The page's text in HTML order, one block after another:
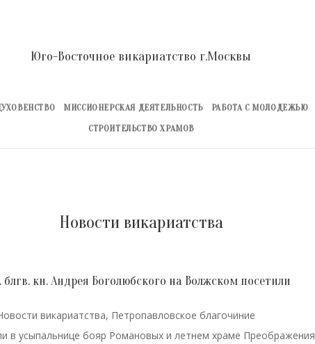
Юго-Восточное викариатство г.Москвы
МИССИОНЕРСКАЯ ДЕЯТЕЛЬНОСТЬ РАБОТА С МОЛОДЕЖЬЮ
СТРОИТЕЛЬСТВО ХРАМОВ
Новости викариатства
кн. Андрея Боголюбского на Волжском посетили
викариатства, Петропавловское благочиние
в усыпальнице бояр Романовых и летнем храме Преображения